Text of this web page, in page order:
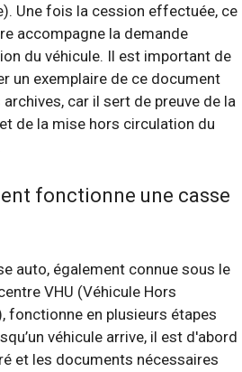
Une fois la cession effectuée, ce
accompagne la demande
du véhicule. Il est important de
un exemplaire de ce document
archives, car il sert de preuve de la
de la mise hors circulation du
fonctionne une casse
auto, également connue sous le
VHU (Véhicule Hors
fonctionne en plusieurs étapes
véhicule arrive, il est d'abord
et les documents nécessaires